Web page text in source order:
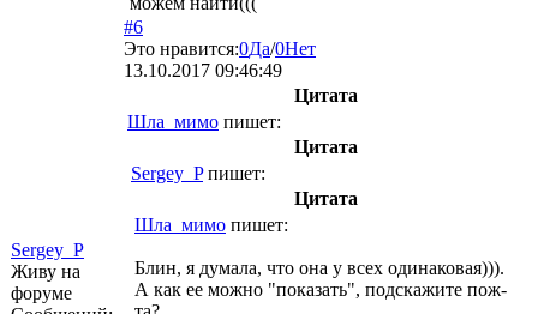
Sergey_P
Живу на
форуме
#6
Это нравится:0Да/0Нет
13.10.2017 09:46:49
Цитата
Шла_мимо пишет:
Цитата
Sergey_Pпишет:
Цитата
Шла_мимо пишет:
Блин, я думала, что она у всех одинаковая))).
А как ее можно "показать", подскажите пож-